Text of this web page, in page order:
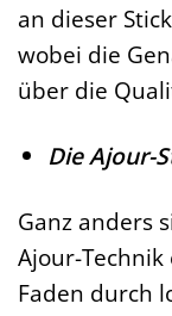
an dieser
wobei die
über die
Die Ajour-
Ganz anders
Ajour-
Faden durch